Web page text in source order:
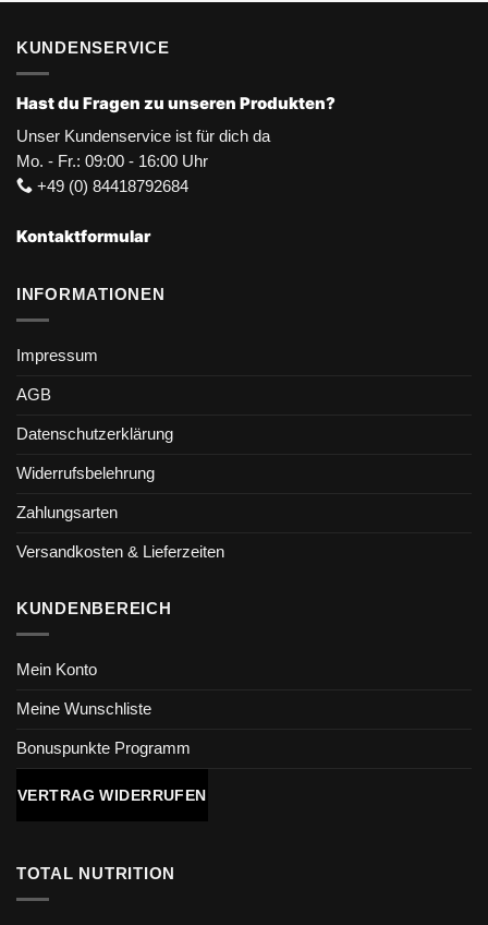
KUNDENSERVICE
Hast du Fragen zu unseren Produkten?
Unser Kundenservice ist für dich da
Mo. - Fr.: 09:00 - 16:00 Uhr
+49 (0) 84418792684
Kontaktformular
INFORMATIONEN
Impressum
AGB
Datenschutzerklärung
Widerrufsbelehrung
Zahlungsarten
Versandkosten & Lieferzeiten
KUNDENBEREICH
Mein Konto
Meine Wunschliste
Bonuspunkte Programm
VERTRAG WIDERRUFEN
TOTAL NUTRITION